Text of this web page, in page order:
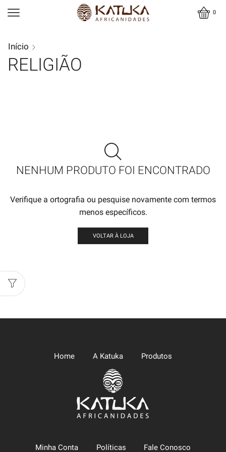
0
Início
RELIGIÃO
NENHUM PRODUTO FOI ENCONTRADO
Verifique a ortografia ou pesquise novamente com termos
menos específicos.
VOLTAR À LOJA
Home A Katuka Produtos
Minha Conta Políticas Fale Conosco